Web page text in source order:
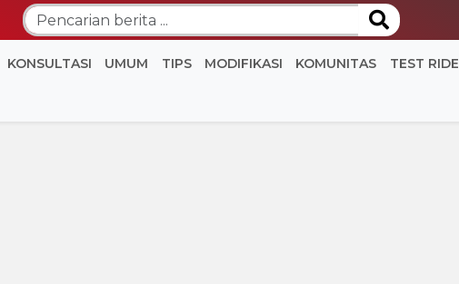
KONSULTASI UMUM TIPS MODIFIKASI KOMUNITAS TEST RIDE